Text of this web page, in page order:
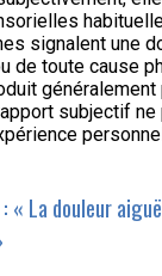
signalent une
de toute cause
subjectif
La douleur